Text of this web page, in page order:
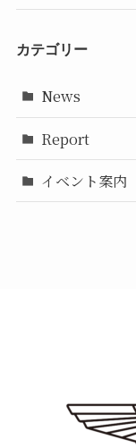
カテゴリー
News
Report
イベント案内